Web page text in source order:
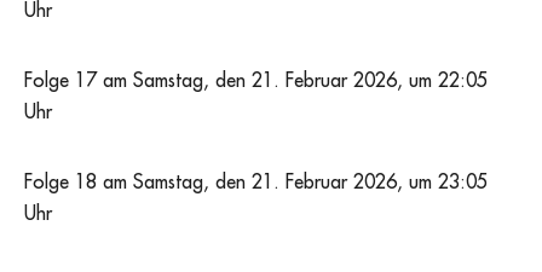
Uhr
Folge 17 am Samstag, den 21. Februar 2026, um 22:05
Uhr
Folge 18 am Samstag, den 21. Februar 2026, um 23:05
Uhr